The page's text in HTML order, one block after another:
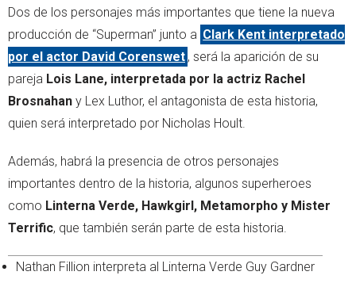
Dos de los personajes más importantes que tiene la nueva
producción de “Superman” junto a Clark Kent interpretado
por el actor David Corenswet , será la aparición de su
pareja Lois Lane, interpretada por la actriz Rachel
Brosnahan y Lex Luthor, el antagonista de esta historia,
quien será interpretado por Nicholas Hoult.
Además, habrá la presencia de otros personajes
importantes dentro de la historia, algunos superheroes
como Linterna Verde, Hawkgirl, Metamorpho y Mister
Terrific, que también serán parte de esta historia.
Nathan Fillion interpreta al Linterna Verde Guy Gardner